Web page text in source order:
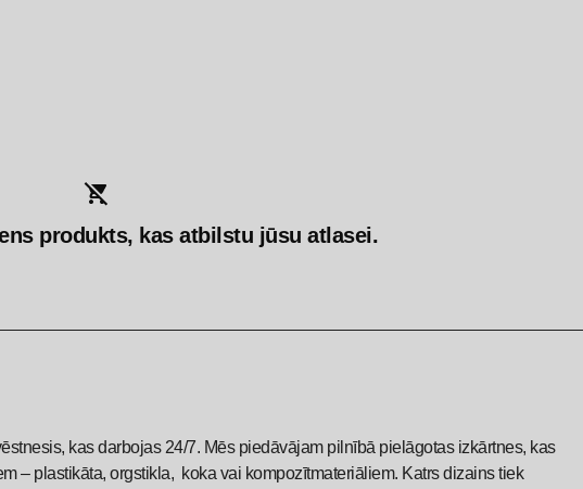
produkts, kas atbilstu jūsu atlasei.
kas darbojas 24/7. Mēs piedāvājam pilnībā pielāgotas izkārtnes, kas
– plastikāta, orgstikla, koka vai kompozītmateriāliem. Katrs dizains tiek